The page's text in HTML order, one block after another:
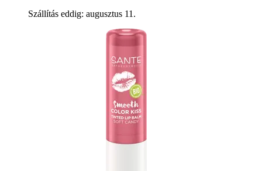
Szállítás eddig: augusztus 11.